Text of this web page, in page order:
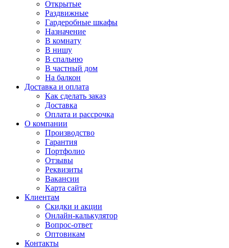
Открытые
Раздвижные
Гардеробные шкафы
Назначение
В комнату
В нишу
В спальню
В частный дом
На балкон
Доставка и оплата
Как сделать заказ
Доставка
Оплата и рассрочка
О компании
Производство
Гарантия
Портфолио
Отзывы
Реквизиты
Вакансии
Карта сайта
Клиентам
Скидки и акции
Онлайн-калькулятор
Вопрос-ответ
Оптовикам
Контакты